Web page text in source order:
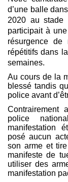
d’une balle
2020 au stade
participait à
résurgence
répétitifs dans
semaines.
Au cours de la
blessé tandis
police avant
Contrairement
police
manifestation
posé aucun
son arme et
manifeste de
utiliser des
manifestation